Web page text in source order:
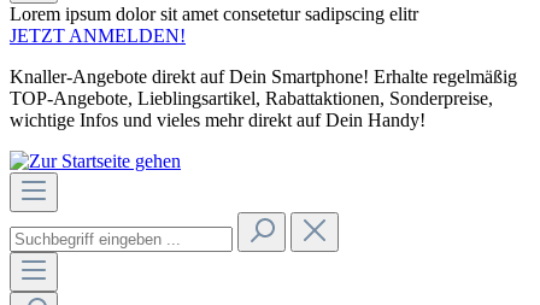
FAIR & KUNDENORIENTIERT
HINWEIS ZU STATIONÄREN PREISEN
GÜNSTIGER VERSAND
FAIR & KUNDENORIENTIERT
HINWEIS ZU STATIONÄREN PREISEN
Lorem ipsum dolor sit amet consetetur sadipscing elitr
JETZT ANMELDEN!
Knaller-Angebote direkt auf Dein Smartphone! Erhalte regelmäßig
TOP-Angebote, Lieblingsartikel, Rabattaktionen, Sonderpreise,
wichtige Infos und vieles mehr direkt auf Dein Handy!